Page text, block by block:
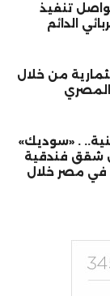
تنفيذ
الدائم
من خلال
المصري
وحدة سكنية.. . «سوديك»
شقق فندقية
في مصر خلال